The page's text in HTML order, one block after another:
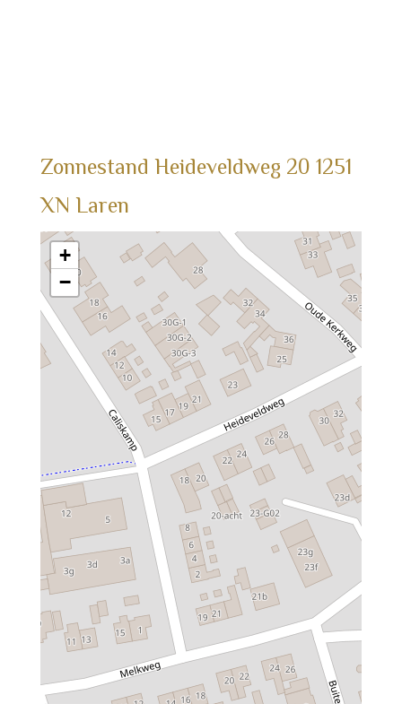
Zonnestand Heideveldweg 20 1251
XN Laren
+
−